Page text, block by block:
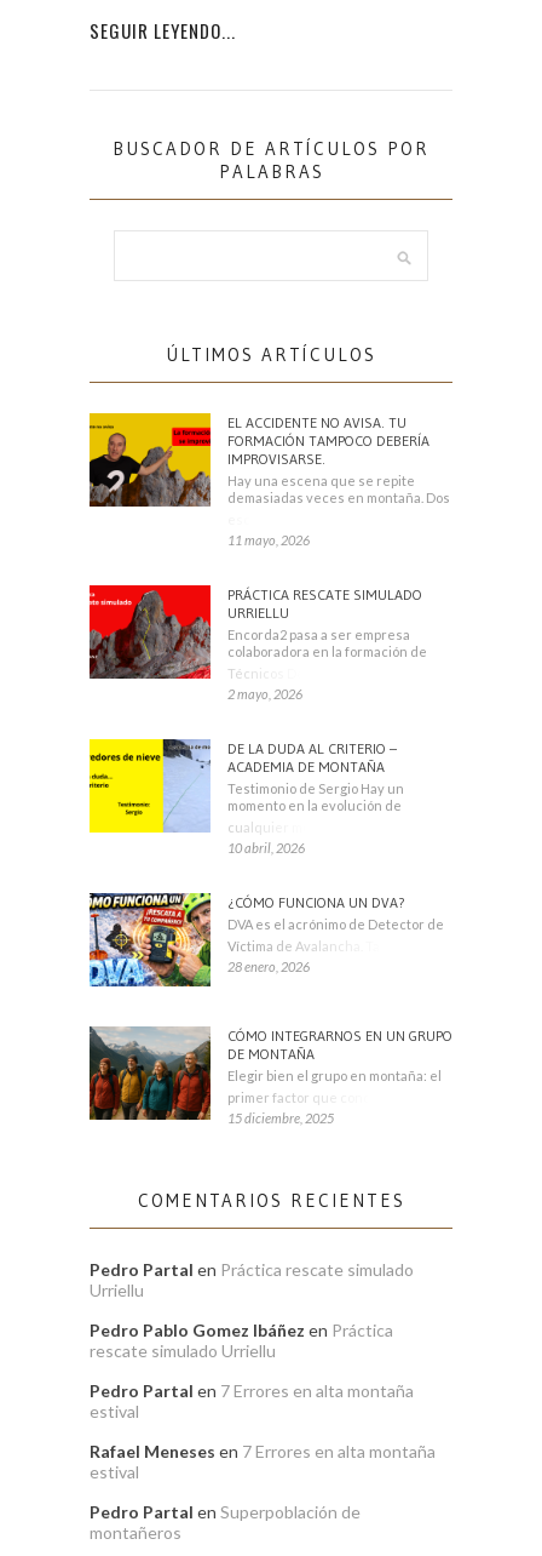
SEGUIR LEYENDO...
BUSCADOR DE ARTÍCULOS POR
PALABRAS
ÚLTIMOS ARTÍCULOS
EL ACCIDENTE NO AVISA. TU
FORMACIÓN TAMPOCO DEBERÍA
IMPROVISARSE.
Hay una escena que se repite
demasiadas veces en montaña. Dos
11 mayo, 2026
PRÁCTICA RESCATE SIMULADO
URRIELLU
Encorda2 pasa a ser empresa
colaboradora en la formación de
Técnicos Deportivos
2 mayo, 2026
DE LA DUDA AL CRITERIO –
ACADEMIA DE MONTAÑA
Testimonio de Sergio Hay un
momento en la evolución de
cualquier montañero
10 abril, 2026
¿CÓMO FUNCIONA UN DVA?
DVA es el acrónimo de Detector de
Víctima de Avalancha. También se
28 enero, 2026
CÓMO INTEGRARNOS EN UN GRUPO
DE MONTAÑA
Elegir bien el grupo en montaña: el
primer factor que condiciona tu
15 diciembre, 2025
COMENTARIOS RECIENTES
Pedro Partal en Práctica rescate simulado
Urriellu
Pedro Pablo Gomez Ibáñez en Práctica
rescate simulado Urriellu
Pedro Partal en 7 Errores en alta montaña
estival
Rafael Meneses en 7 Errores en alta montaña
estival
Pedro Partal en Superpoblación de
montañeros